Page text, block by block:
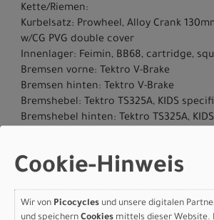
Kette/Riemen:
Kurbelsatz: Prowheel, Alloy Crank
w/CG PVG double cover
Innenlager: Feimin, BB68, cartridge,
Bremsen vorne: Tektro V-Brake
Bremsen hinten: Tektro V-Brake
Bremshebel: Tektro TS325A, KIDS
Bremshebel hinten: Tektro TS325A,
Vorderradnabe: Formula, 20H, 5x100mm
Speichen: 15G, UCP, black
Bereifung vorne: Kenda K1227 Booster,
Cookie-Hinweis
Wir von Picocycles und unsere digitalen
und speichern Cookies mittels dieser Website.